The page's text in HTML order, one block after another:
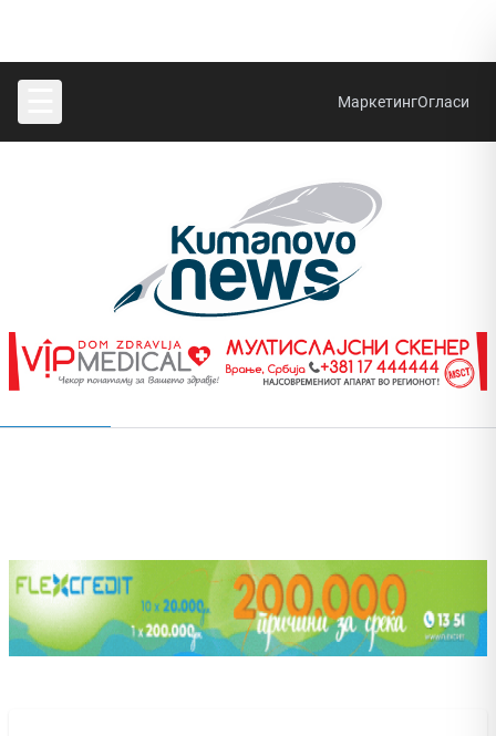
МаркетингОгласи